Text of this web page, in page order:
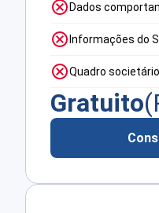
Dados
Informações do
Quadro
Gratuito